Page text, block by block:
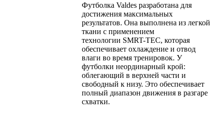
Футболка Valdes разработана для
достижения максимальных
результатов. Она выполнена из легкой
ткани с применением
технологии SMRT-TEC, которая
обеспечивает охлаждение и отвод
влаги во время тренировок. У
футболки неординарный крой:
облегающий в верхней части и
свободный к низу. Это обеспечивает
полный диапазон движения в разгаре
схватки.